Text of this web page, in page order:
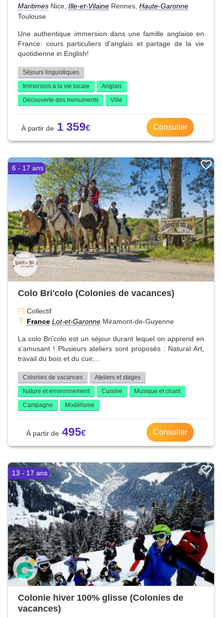
Maritimes Nice, Ille-et-Vilaine Rennes, Haute-Garonne
Toulouse
Une authentique immersion dans une famille anglaise en
France: cours particuliers d'anglais et partage de la vie
quotidienne in English!
Séjours linguistiques
Immersion à la vie locale
Anglais
Découverte des monuments
Ville
1 359 Consulter
6 - 17 ans
Colo Bri'colo (Colonies de vacances)
Collectif
France Lot-et-Garonne Miramont-de-Guyenne
La colo Bri'colo est un séjour durant lequel on apprend en
s'amusant ! Plusieurs ateliers sont proposés : Natural Art,
travail du bois et du cuir,...
Colonies de vacances
Ateliers et stages
Nature et environnement
Cuisine
Musique et chant
Campagne
Modélisme
495 Consulter
13 - 17 ans
Colonie hiver 100% glisse (Colonies de
vacances)